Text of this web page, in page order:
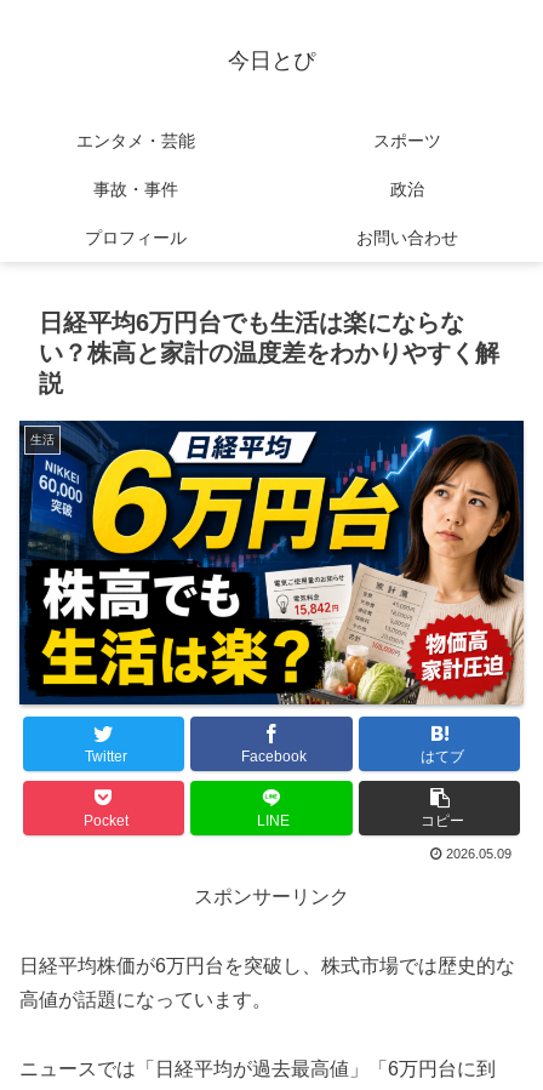
今日とぴ
エンタメ・芸能 スポーツ
事故・事件 政治
プロフィール お問い合わせ
日経平均6万円台でも生活は楽にならな
い？株高と家計の温度差をわかりやすく解
説
生活
Twitter Facebook はてブ
Pocket LINE コピー
2026.05.09
スポンサーリンク
日経平均株価が6万円台を突破し、株式市場では歴史的な
高値が話題になっています。
ニュースでは「日経平均が過去最高値」「6万円台に到